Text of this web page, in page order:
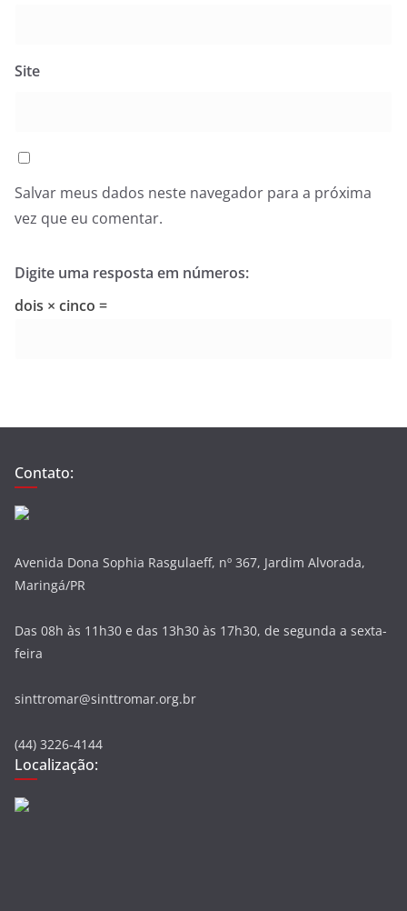
Site
Salvar meus dados neste navegador para a próxima
vez que eu comentar.
Digite uma resposta em números:
dois × cinco =
Contato:
Avenida Dona Sophia Rasgulaeff, nº 367, Jardim Alvorada,
Maringá/PR
Das 08h às 11h30 e das 13h30 às 17h30, de segunda a sexta-
feira
sinttromar@sinttromar.org.br
(44) 3226-4144
Localização: